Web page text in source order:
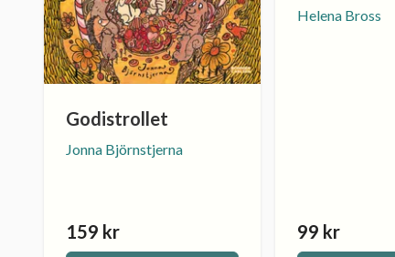
Godistrollet
Jonna Björnstjerna
159 kr
Helena Bross
99 kr